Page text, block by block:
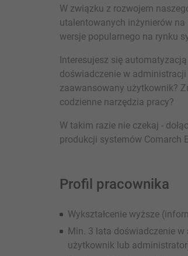
W związku z rozwojem
utalentowanych inżynierów
wersje popularnego na rynku
Interesujesz się
doświadczenie w
zaawansowany użytkownik?
codzienne narzędzia pracy?
W takim razie nie czekaj -
produkcji systemów Comarch
Profil pracownika
Wykształcenie wyższe
Min. 3 lata doświadczenie
użytkownik lub